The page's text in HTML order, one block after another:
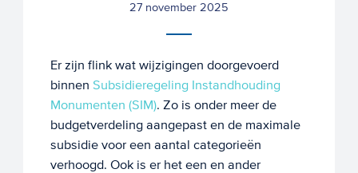
27 november 2025
Er zijn flink wat wijzigingen doorgevoerd
binnen Subsidieregeling Instandhouding
Monumenten (SIM). Zo is onder meer de
budgetverdeling aangepast en de maximale
subsidie voor een aantal categorieën
verhoogd. Ook is er het een en ander